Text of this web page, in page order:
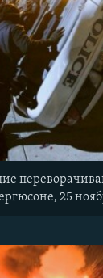
СУДЯТ?
КРЫМА
RL
25